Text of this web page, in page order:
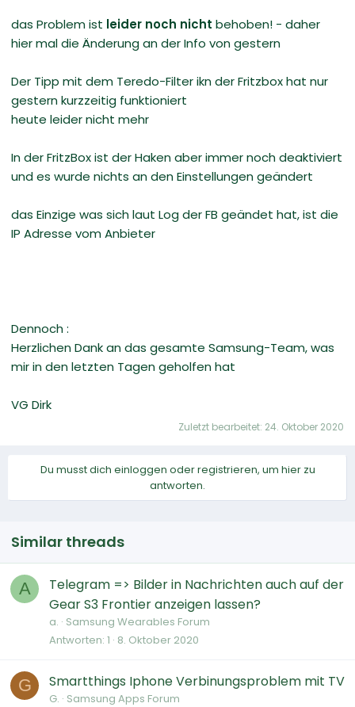
das Problem ist leider noch nicht behoben! - daher
hier mal die Änderung an der Info von gestern
Der Tipp mit dem Teredo-Filter ikn der Fritzbox hat nur
gestern kurzzeitig funktioniert
heute leider nicht mehr
In der FritzBox ist der Haken aber immer noch deaktiviert
und es wurde nichts an den Einstellungen geändert
das Einzige was sich laut Log der FB geändet hat, ist die
IP Adresse vom Anbieter
Dennoch :
Herzlichen Dank an das gesamte Samsung-Team, was
mir in den letzten Tagen geholfen hat
VG Dirk
Zuletzt bearbeitet: 24. Oktober 2020
Du musst dich einloggen oder registrieren, um hier zu
antworten.
Similar threads
A
Telegram => Bilder in Nachrichten auch auf der
Gear S3 Frontier anzeigen lassen?
a. Samsung Wearables Forum
Antworten 1 8. Oktober 2020
G Smartthings Iphone Verbinungsproblem mit TV
G. Samsung Apps Forum